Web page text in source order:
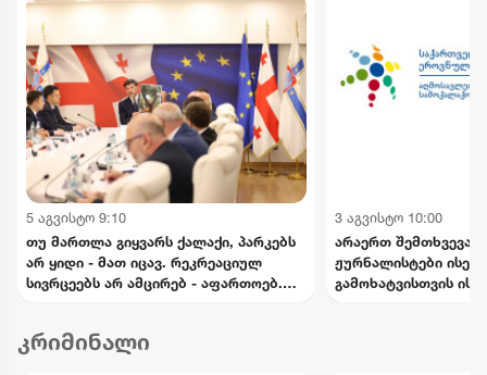
5 აგვისტო 9:10
თუ მართლა გიყვარს ქალაქი, პარკებს
არ ყიდი - მათ იცავ. რეკრეაციულ
სივრცეებს არ ამცირებ - აფართოებ.
3 აგვისტო 10:00
არაერთ
ჟურნალისტები
გამოხატვისთვის
კრიმინალი